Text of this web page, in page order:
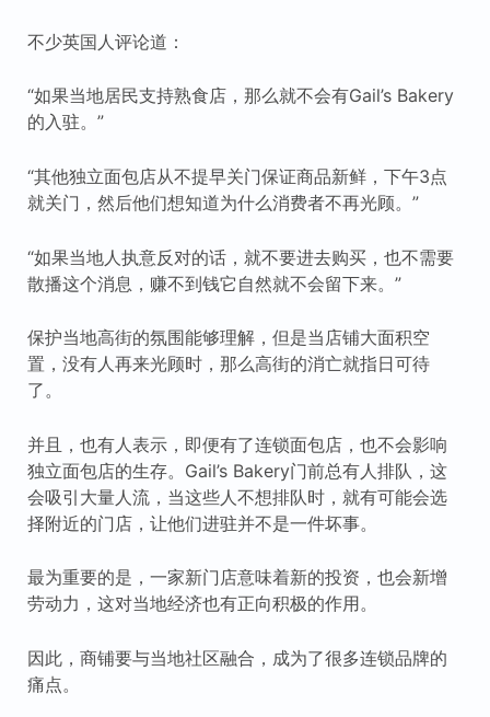
不少英国人评论道：
“如果当地居民支持熟食店，那么就不会有Gail’s Bakery
的入驻。”
“其他独立面包店从不提早关门保证商品新鲜，下午3点
就关门，然后他们想知道为什么消费者不再光顾。”
“如果当地人执意反对的话，就不要进去购买，也不需要
散播这个消息，赚不到钱它自然就不会留下来。”
保护当地高街的氛围能够理解，但是当店铺大面积空
置，没有人再来光顾时，那么高街的消亡就指日可待
了。
并且，也有人表示，即便有了连锁面包店，也不会影响
独立面包店的生存。Gail’s Bakery门前总有人排队，这
会吸引大量人流，当这些人不想排队时，就有可能会选
择附近的门店，让他们进驻并不是一件坏事。
最为重要的是，一家新门店意味着新的投资，也会新增
劳动力，这对当地经济也有正向积极的作用。
因此，商铺要与当地社区融合，成为了很多连锁品牌的
痛点。